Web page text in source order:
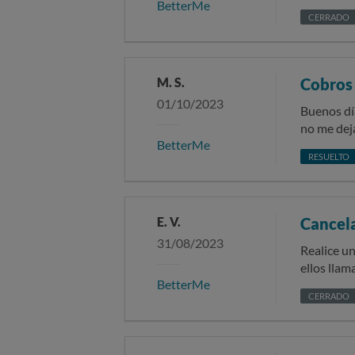
BetterMe
suscripción ,
banco de un nuevo cobro, sin mi
volver a
CERRADO
M. S.
01/10/2023
BetterMe
Buenos
no me
que me
banco.
RESUELTO
E. V.
31/08/2023
BetterMe
Realice
ellos
medio de
CERRADO